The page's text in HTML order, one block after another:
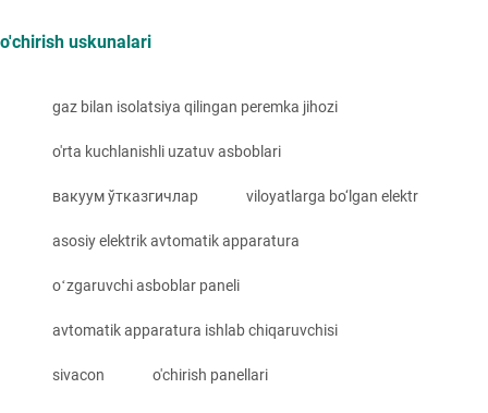
o'chirish uskunalari
gaz bilan isolatsiya qilingan peremka jihozi
o'rta kuchlanishli uzatuv asboblari
вакуум ўтказгичлар viloyatlarga bo‘lgan elektr
asosiy elektrik avtomatik apparatura
oʻzgaruvchi asboblar paneli
avtomatik apparatura ishlab chiqaruvchisi
sivacon o'chirish panellari